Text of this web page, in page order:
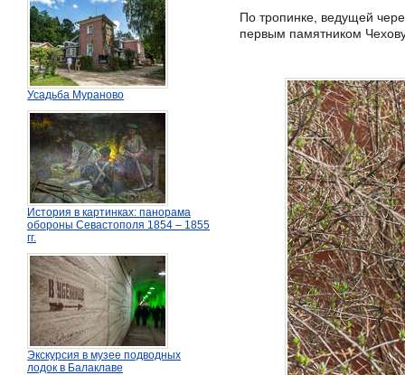
Усадьба Мураново
История в картинках: панорама
обороны Севастополя 1854 – 1855
гг.
Экскурсия в музее подводных
лодок в Балаклаве
По тропинке, ведущей
первым памятником